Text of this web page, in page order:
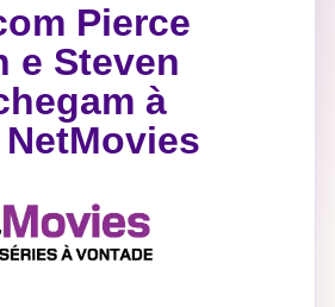
Pierce
e Steven
à